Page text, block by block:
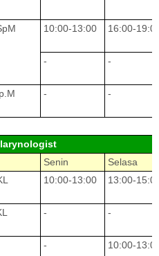
10:00-13:00 16:00-
- -
- -
Senin
Selasa
10:00-13:00 13:00-
- -
- 10:00-